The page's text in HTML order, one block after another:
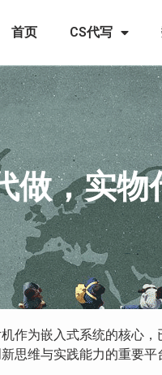
首页 CS代写
做，实
作为嵌入式系统的核心
思维与实践能力的重要平